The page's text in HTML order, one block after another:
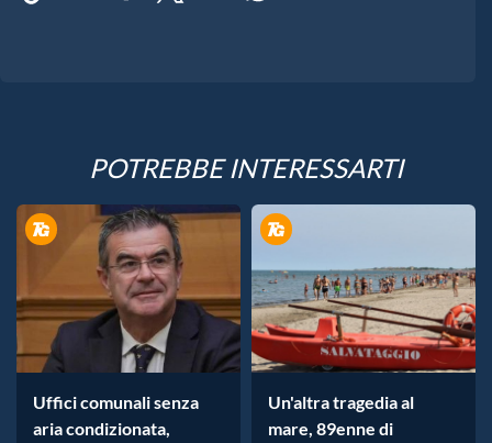
POTREBBE INTERESSARTI
Uffici comunali senza
aria condizionata,
Un'altra tragedia al
mare, 89enne di